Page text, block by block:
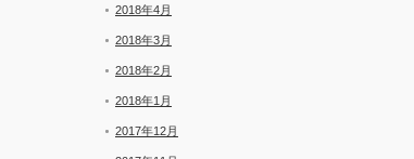
2018年4月
2018年3月
2018年2月
2018年1月
2017年12月